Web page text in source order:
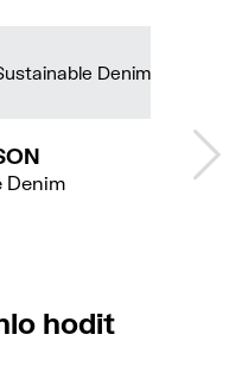
Denim
hodit